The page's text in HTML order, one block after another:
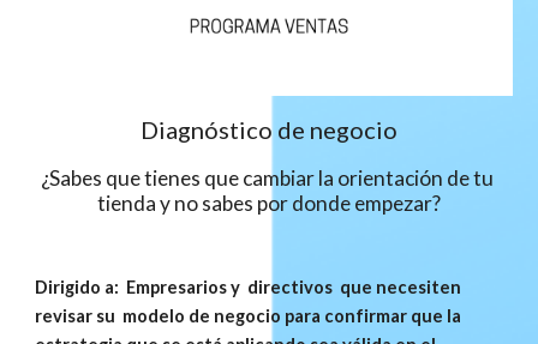
Diagnóstico de negocio
¿Sabes que tienes que cambiar la orientación de tu
tienda y no sabes por donde empezar?
Dirigido a:  Empresarios y  directivos  que necesiten
revisar su  modelo de negocio para confirmar que la